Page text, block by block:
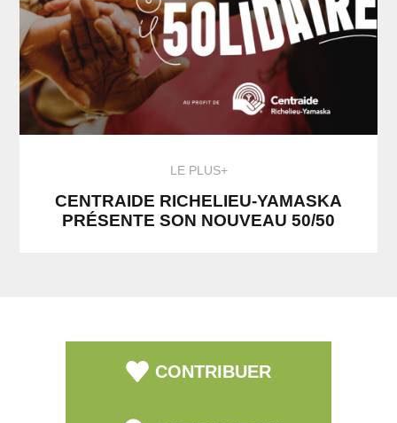
LE PLUS+
CENTRAIDE RICHELIEU-YAMASKA
PRÉSENTE SON NOUVEAU 50/50
CONTRIBUER